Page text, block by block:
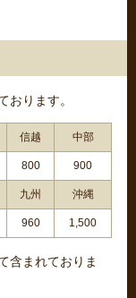
おります。
信越 中部
800 900
九州 沖縄
960 1,500
含まれておりま